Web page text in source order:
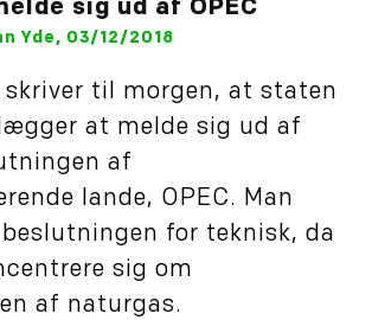
sig ud af OPEC
Yde, 03/12/2018
skriver til morgen, at staten
at melde sig ud af
af
lande, OPEC. Man
for teknisk, da
sig om
af naturgas.